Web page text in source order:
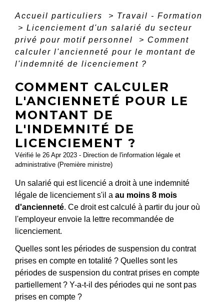
Accueil particuliers > Travail - Formation
> Licenciement d'un salarié du secteur
privé pour motif personnel
> Comment
calculer l'ancienneté pour le montant de
l'indemnité de licenciement ?
COMMENT CALCULER
L'ANCIENNETÉ POUR LE
MONTANT DE
L'INDEMNITÉ DE
LICENCIEMENT ?
Vérifié le 26 Apr 2023 - Direction de l'information légale et
administrative (Première ministre)
Un salarié qui est licencié a droit à une indemnité
légale de licenciement s'il a au moins 8 mois
d'ancienneté. Ce droit est calculé à partir du jour où
l'employeur envoie la lettre recommandée de
licenciement.
Quelles sont les périodes de suspension du contrat
prises en compte en totalité ? Quelles sont les
périodes de suspension du contrat prises en compte
partiellement ? Y-a-t-il des périodes qui ne sont pas
prises en compte ?